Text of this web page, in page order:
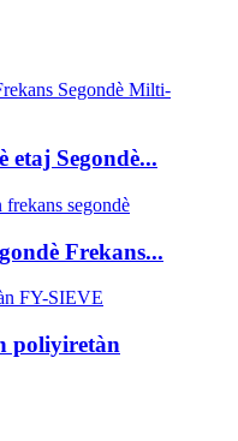
etaj Segondè...
Frekans...
poliyiretàn